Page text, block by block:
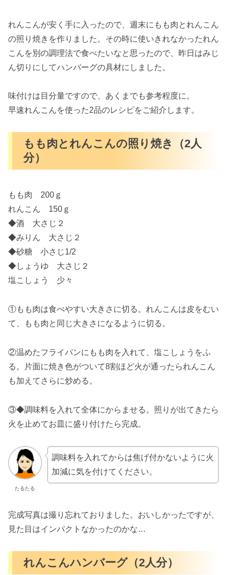
れんこんが安く手に入ったので、週末にもも肉とれんこん
の照り焼きを作りました。その時に使いきれなかったれん
こんを別の調理法で食べたいなと思ったので、昨日はみじ
ん切りにしてハンバーグの具材にしました。
味付けは目分量ですので、あくまでも参考程度に。
早速れんこんを使った2品のレシピをご紹介します。
もも肉とれんこんの照り焼き（2人
分）
もも肉 200ｇ
れんこん 150ｇ
◆酒 大さじ２
◆みりん 大さじ２
◆砂糖 小さじ1/2
◆しょうゆ 大さじ２
塩こしょう 少々
①もも肉は食べやすい大きさに切る。れんこんは皮をむい
て、もも肉と同じ大きさになるように切る。
②温めたフライパンにもも肉を入れて、塩こしょうをふ
る。片面に焼き色がついて8割ほど火が通ったられんこん
も加えてさらに炒める。
③◆調味料を入れて全体にからませる。照りが出てきたら
火を止めてお皿に盛り付けたら完成。
たるたる
調味料を入れてからは焦げ付かないように火
加減に気を付けてください。
完成写真は撮り忘れておりました。おいしかったですが、
見た目はインパクトなかったのかな…
れんこんハンバーグ（2人分）